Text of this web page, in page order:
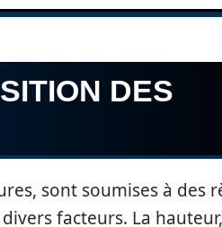
DES
sont soumises à des
facteurs. La